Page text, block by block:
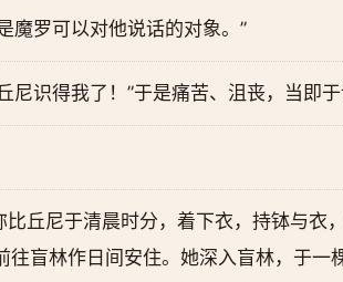
魔罗可以对他说话的对象。”
尼识得我了！”于是痛苦、沮丧，当即于
丘尼于清晨时分，着下衣，持钵与衣
往盲林作日间安住。她深入盲林，于一